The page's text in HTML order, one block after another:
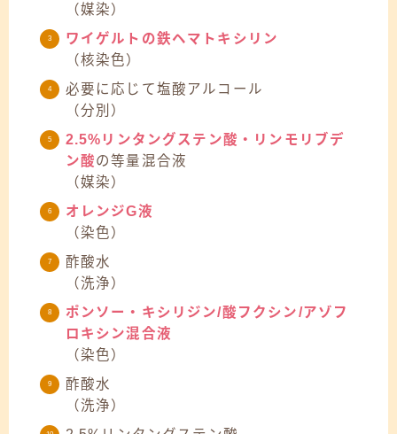
（媒染）
ワイゲルトの鉄ヘマトキシリン
（核染色）
必要に応じて塩酸アルコール
（分別）
2.5%リンタングステン酸・リンモリブデ
ン酸の等量混合液
（媒染）
オレンジG液
（染色）
酢酸水
（洗浄）
ポンソー・キシリジン/酸フクシン/アゾフ
ロキシン混合液
（染色）
酢酸水
（洗浄）